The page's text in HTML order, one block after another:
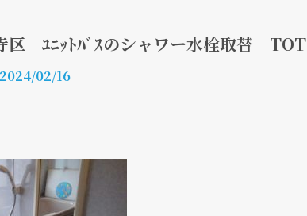
区 ﾕﾆｯﾄﾊﾞｽのシャワー水栓取替
2024/02/16